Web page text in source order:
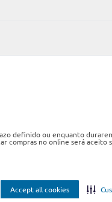
Accept all cookies
definido ou enquanto
compras no online será aceito